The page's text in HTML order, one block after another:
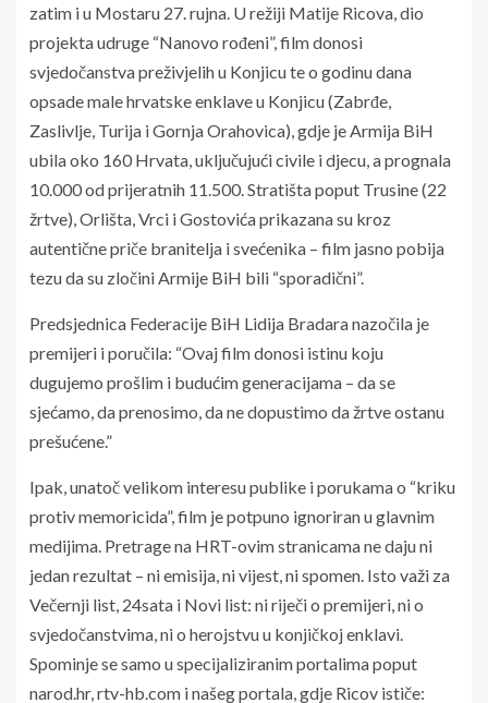
zatim i u Mostaru 27. rujna. U režiji Matije Ricova, dio
projekta udruge “Nanovo rođeni”, film donosi
svjedočanstva preživjelih u Konjicu te o godinu dana
opsade male hrvatske enklave u Konjicu (Zabrđe,
Zaslivlje, Turija i Gornja Orahovica), gdje je Armija BiH
ubila oko 160 Hrvata, uključujući civile i djecu, a prognala
10.000 od prijeratnih 11.500. Stratišta poput Trusine (22
žrtve), Orlišta, Vrci i Gostovića prikazana su kroz
autentične priče branitelja i svećenika – film jasno pobija
tezu da su zločini Armije BiH bili “sporadični”.
Predsjednica Federacije BiH Lidija Bradara nazočila je
premijeri i poručila: “Ovaj film donosi istinu koju
dugujemo prošlim i budućim generacijama – da se
sjećamo, da prenosimo, da ne dopustimo da žrtve ostanu
prešućene.”
Ipak, unatoč velikom interesu publike i porukama o “kriku
protiv memoricida”, film je potpuno ignoriran u glavnim
medijima. Pretrage na HRT-ovim stranicama ne daju ni
jedan rezultat – ni emisija, ni vijest, ni spomen. Isto važi za
Večernji list, 24sata i Novi list: ni riječi o premijeri, ni o
svjedočanstvima, ni o herojstvu u konjičkoj enklavi.
Spominje se samo u specijaliziranim portalima poput
narod.hr, rtv-hb.com i našeg portala, gdje Ricov ističe: